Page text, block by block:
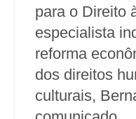
para o Direito
especialista
reforma
dos direitos
culturais,